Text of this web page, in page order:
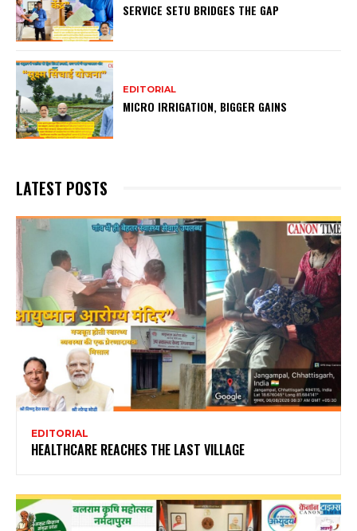
SERVICE SETU BRIDGES THE GAP
EDITORIAL
MICRO IRRIGATION, BIGGER GAINS
LATEST POSTS
EDITORIAL
HEALTHCARE REACHES THE LAST VILLAGE